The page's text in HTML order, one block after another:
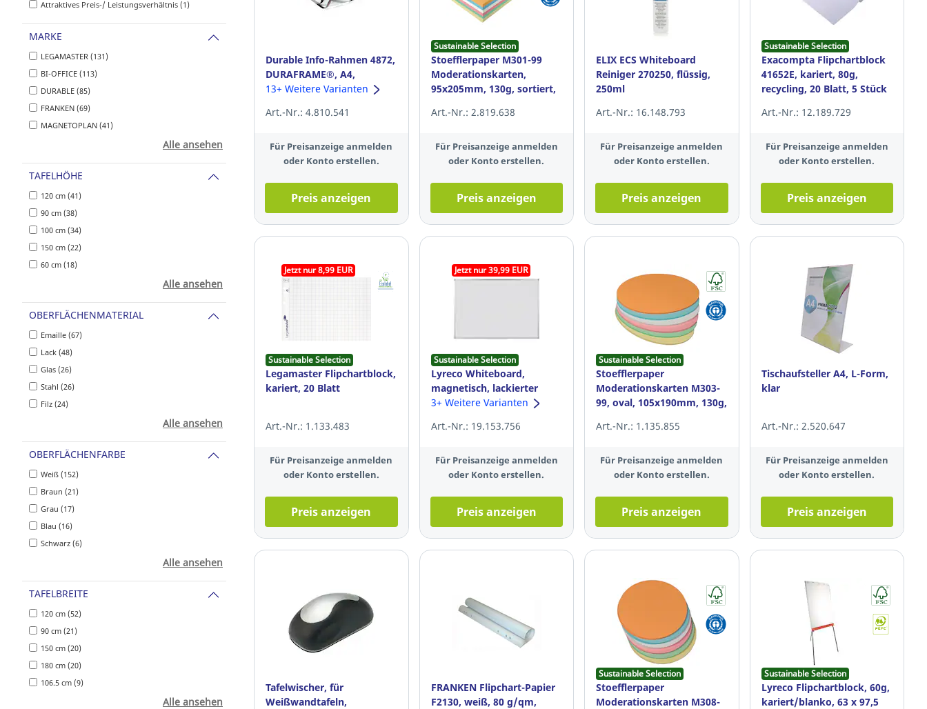
Attraktives Preis-/ Leistungsverhältnis (1)
MARKE
LEGAMASTER (131)
BI-OFFICE (113)
DURABLE (85)
FRANKEN (69)
MAGNETOPLAN (41)
Alle ansehen
TAFELHÖHE
120 cm (41)
90 cm (38)
100 cm (34)
150 cm (22)
60 cm (18)
Alle ansehen
OBERFLÄCHENMATERIAL
Emaille (67)
Lack (48)
Glas (26)
Stahl (26)
Filz (24)
Alle ansehen
OBERFLÄCHENFARBE
Weiß (152)
Braun (21)
Grau (17)
Blau (16)
Schwarz (6)
Alle ansehen
TAFELBREITE
120 cm (52)
90 cm (21)
150 cm (20)
180 cm (20)
106.5 cm (9)
Alle ansehen
Durable Info-Rahmen 4872,
DURAFRAME®, A4,
selbstklebend, silber, 2
13+ Weitere Varianten
Art.-Nr.: 4.810.541
Für Preisanzeige anmelden
oder Konto erstellen.
Preis anzeigen
Sustainable Selection
Stoefflerpaper M301-99
Moderationskarten,
95x205mm, 130g, sortiert,
Art.-Nr.: 2.819.638
Für Preisanzeige anmelden
oder Konto erstellen.
Preis anzeigen
ELIX ECS Whiteboard
Reiniger 270250, flüssig,
250ml
Art.-Nr.: 16.148.793
Für Preisanzeige anmelden
oder Konto erstellen.
Preis anzeigen
Sustainable Selection
Exacompta Flipchartblock
41652E, kariert, 80g,
recycling, 20 Blatt, 5 Stück
Art.-Nr.: 12.189.729
Für Preisanzeige anmelden
oder Konto erstellen.
Preis anzeigen
Jetzt nur 8,99 EUR
Sustainable Selection
Legamaster Flipchartblock,
kariert, 20 Blatt
Art.-Nr.: 1.133.483
Für Preisanzeige anmelden
oder Konto erstellen.
Preis anzeigen
Jetzt nur 39,99 EUR
Sustainable Selection
Lyreco Whiteboard,
magnetisch, lackierter
Stahl, Alurahmen, 120 x 90
3+ Weitere Varianten
Art.-Nr.: 19.153.756
Für Preisanzeige anmelden
oder Konto erstellen.
Preis anzeigen
Sustainable Selection
Stoefflerpaper
Moderationskarten M303-
99, oval, 105x190mm, 130g,
Art.-Nr.: 1.135.855
Für Preisanzeige anmelden
oder Konto erstellen.
Preis anzeigen
Tischaufsteller A4, L-Form,
klar
Art.-Nr.: 2.520.647
Für Preisanzeige anmelden
oder Konto erstellen.
Preis anzeigen
Tafelwischer, für
Weißwandtafeln,
FRANKEN Flipchart-Papier
F2130, weiß, 80 g/qm,
Sustainable Selection
Stoefflerpaper
Moderationskarten M308-
Sustainable Selection
Lyreco Flipchartblock, 60g,
kariert/blanko, 63 x 97,5